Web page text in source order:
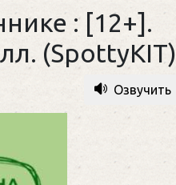
: [12+].
(SpottyKIT)
Озвучить